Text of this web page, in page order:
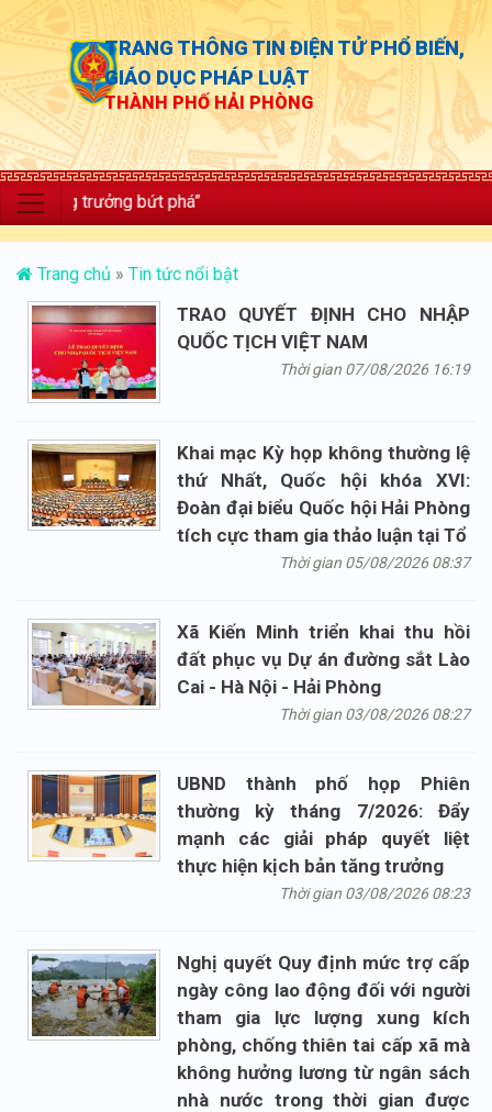
TRANG THÔNG TIN ĐIỆN TỬ PHỔ BIẾN,
GIÁO DỤC PHÁP LUẬT
THÀNH PHỐ HẢI PHÒNG
tăng trưởng bứt phá”
Trang chủ » Tin tức nổi bật
TRAO QUYẾT ĐỊNH CHO NHẬP
QUỐC TỊCH VIỆT NAM
Thời gian 07/08/2026 16:19
Khai mạc Kỳ họp không thường lệ
thứ Nhất, Quốc hội khóa XVI:
Đoàn đại biểu Quốc hội Hải Phòng
tích cực tham gia thảo luận tại Tổ
Thời gian 05/08/2026 08:37
Xã Kiến Minh triển khai thu hồi
đất phục vụ Dự án đường sắt Lào
Cai - Hà Nội - Hải Phòng
Thời gian 03/08/2026 08:27
UBND thành phố họp Phiên
thường kỳ tháng 7/2026: Đẩy
mạnh các giải pháp quyết liệt
thực hiện kịch bản tăng trưởng
Thời gian 03/08/2026 08:23
Nghị quyết Quy định mức trợ cấp
ngày công lao động đối với người
tham gia lực lượng xung kích
phòng, chống thiên tai cấp xã mà
không hưởng lương từ ngân sách
nhà nước trong thời gian được